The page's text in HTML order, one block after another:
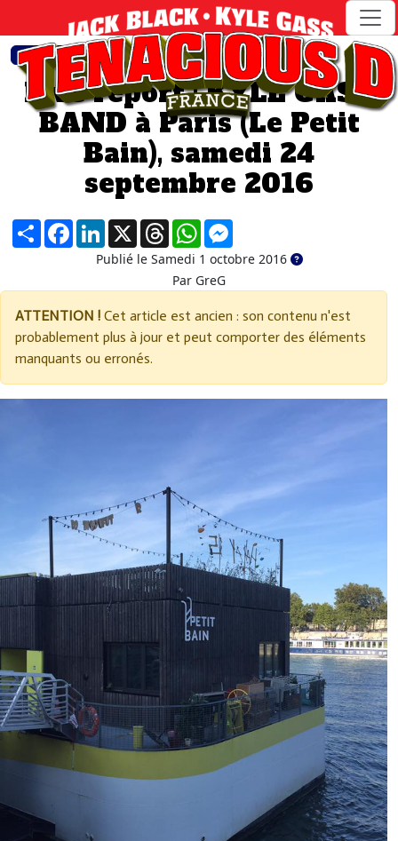
ACTUALITéS > ARTICLE >
Live report : KYLE GASS
BAND à Paris (Le Petit
Bain), samedi 24
septembre 2016
PartagerFacebookLinkedIn
X ThreadsWhatsApp
Publié le Samedi 1 octobre 2016
Par GreG
ATTENTION ! Cet article est ancien : son contenu n'est
probablement plus à jour et peut comporter des éléments
manquants ou erronés.